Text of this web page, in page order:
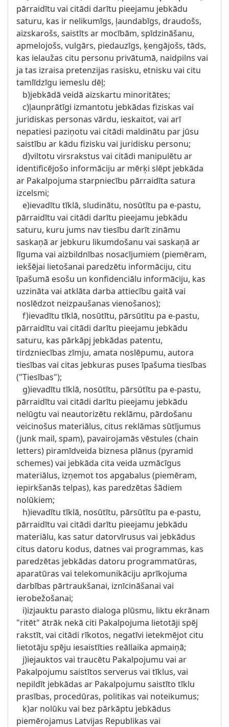
pārraidītu vai citādi darītu pieejamu jebkādu
saturu, kas ir nelikumīgs, ļaundabīgs, draudošs,
aizskarošs, saistīts ar mocībām, spīdzināšanu,
apmelojošs, vulgārs, piedauzīgs, ķengājošs, tāds,
kas ielaužas citu personu privātumā, naidpilns vai
ja tas izraisa pretenzijas rasisku, etnisku vai citu
tamlīdzīgu iemeslu dēļ;
b)jebkādā veidā aizskartu minoritātes;
c)ļaunprātīgi izmantotu jebkādas fiziskas vai
juridiskas personas vārdu, ieskaitot, vai arī
nepatiesi paziņotu vai citādi maldinātu par jūsu
saistību ar kādu fizisku vai juridisku personu;
d)viltotu virsrakstus vai citādi manipulētu ar
identificējošo informāciju ar mērķi slēpt jebkāda
ar Pakalpojuma starpniecību pārraidīta satura
izcelsmi;
e)ievadītu tīklā, sludinātu, nosūtītu pa e-pastu,
pārraidītu vai citādi darītu pieejamu jebkādu
saturu, kuru jums nav tiesību darīt zināmu
saskaņā ar jebkuru likumdošanu vai saskaņā ar
līguma vai aizbildnības nosacījumiem (piemēram,
iekšējai lietošanai paredzētu informāciju, citu
īpašumā esošu un konfidenciālu informāciju, kas
uzzināta vai atklāta darba attiecību gaitā vai
noslēdzot neizpaušanas vienošanos);
f)ievadītu tīklā, nosūtītu, pārsūtītu pa e-pastu,
pārraidītu vai citādi darītu pieejamu jebkādu
saturu, kas pārkāpj jebkādas patentu,
tirdzniecības zīmju, amata noslēpumu, autora
tiesības vai citas jebkuras puses īpašuma tiesības
("Tiesības");
g)ievadītu tīklā, nosūtītu, pārsūtītu pa e-pastu,
pārraidītu vai citādi darītu pieejamu jebkādu
nelūgtu vai neautorizētu reklāmu, pārdošanu
veicinošus materiālus, citus reklāmas sūtījumus
(junk mail, spam), pavairojamās vēstules (chain
letters) piramīdveida biznesa plānus (pyramid
schemes) vai jebkāda cita veida uzmācīgus
materiālus, izņemot tos apgabalus (piemēram,
iepirkšanās telpas), kas paredzētas šādiem
nolūkiem;
h)ievadītu tīklā, nosūtītu, pārsūtītu pa e-pastu,
pārraidītu vai citādi darītu pieejamu jebkādu
materiālu, kas satur datorvīrusus vai jebkādus
citus datoru kodus, datnes vai programmas, kas
paredzētas jebkādas datoru programmatūras,
aparatūras vai telekomunikāciju aprīkojuma
darbības pārtraukšanai, iznīcināšanai vai
ierobežošanai;
i)izjauktu parasto dialoga plūsmu, liktu ekrānam
"ritēt" ātrāk nekā citi Pakalpojuma lietotāji spēj
rakstīt, vai citādi rīkotos, negatīvi ietekmējot citu
lietotāju spēju iesaistīties reāllaika apmaiņā;
j)iejauktos vai traucētu Pakalpojumu vai ar
Pakalpojumu saistītos serverus vai tīklus, vai
nepildīt jebkādas ar Pakalpojumu saistīto tīklu
prasības, procedūras, politikas vai noteikumus;
k)ar nolūku vai bez pārkāptu jebkādus
piemērojamus Latvijas Republikas vai